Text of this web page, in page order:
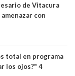
de Vitacura
con
total en programa
los ojos?" 4